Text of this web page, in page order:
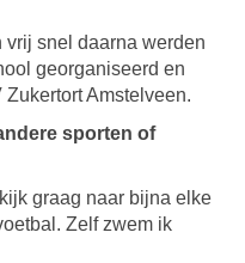
vrij snel daarna werden
georganiseerd en
Amstelveen.
sporten of
graag naar bijna elke
Zelf zwem ik